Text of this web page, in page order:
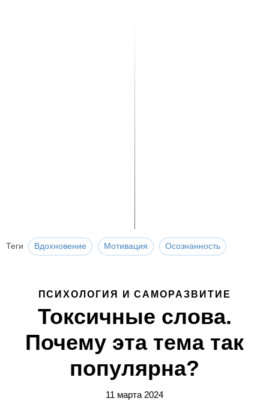
Теги Вдохновение Мотивация Осознанность
ПСИХОЛОГИЯ И САМОРАЗВИТИЕ
Токсичные слова.
Почему эта тема так
популярна?
11 марта 2024